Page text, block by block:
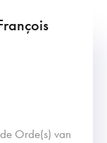
Orde(s) van